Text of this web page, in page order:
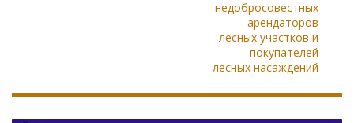
недобросовестных
арендаторов
лесных участков и
покупателей
лесных насаждений